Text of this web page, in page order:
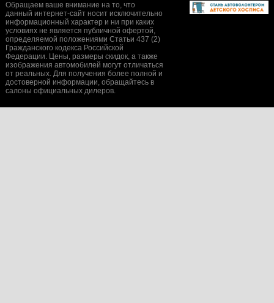
Обращаем ваше внимание на то, что
данный интернет-сайт носит исключительно
информационный характер и ни при каких
условиях не является публичной офертой,
определяемой положениями Статьи 437 (2)
Гражданского кодекса Российской
Федерации. Цены, размеры скидок, а также
изображения автомобилей могут отличаться
от реальных. Для получения более полной и
достоверной информации, обращайтесь в
салоны официальных дилеров.